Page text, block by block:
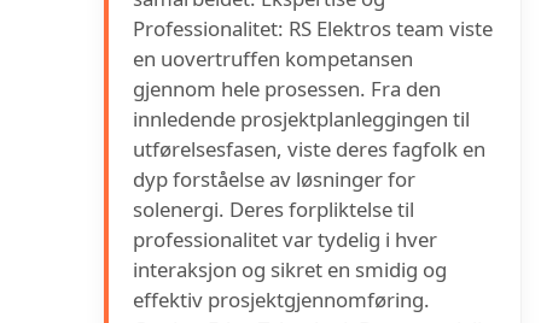
Professionalitet: RS Elektros team viste
en uovertruffen kompetansen
gjennom hele prosessen. Fra den
innledende prosjektplanleggingen til
utførelsesfasen, viste deres fagfolk en
dyp forståelse av løsninger for
solenergi. Deres forpliktelse til
professionalitet var tydelig i hver
interaksjon og sikret en smidig og
effektiv prosjektgjennomføring.